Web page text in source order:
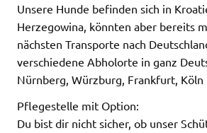
Unsere Hunde befinden sich in
Herzegowina, könnten aber bereits
nächsten Transporte nach
verschiedene Abholorte in ganz
Nürnberg, Würzburg, Frankfurt, Köln
Pflegestelle mit Option:
Du bist dir nicht sicher, ob unser